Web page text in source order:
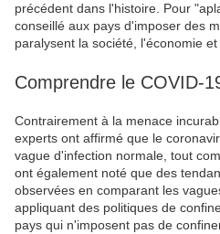
précédent dans l'histoire. Pour
conseillé aux pays d'imposer des
paralysent la société, l'économie
Comprendre le COVID-
Contrairement à la menace
experts ont affirmé que le
vague d'infection normale, tout
ont également noté que des
observées en comparant les
appliquant des politiques de
pays qui n'imposent pas de